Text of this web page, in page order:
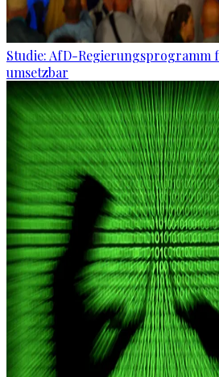
Studie: AfD-Regierungsprogramm
umsetzbar